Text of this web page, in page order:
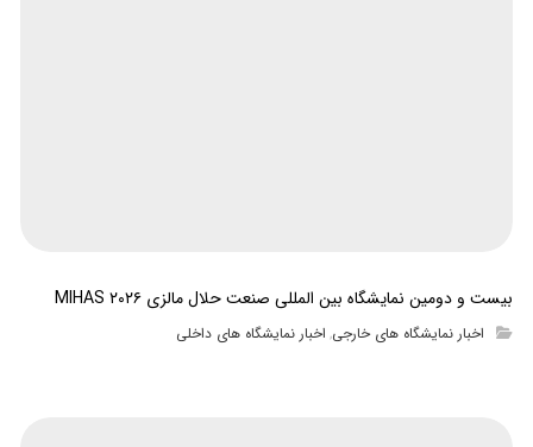
بیست و دومین نمایشگاه بین المللی صنعت حلال مالزی MIHAS ۲۰۲۶
اخبار نمایشگاه های خارجی, اخبار نمایشگاه های داخلی